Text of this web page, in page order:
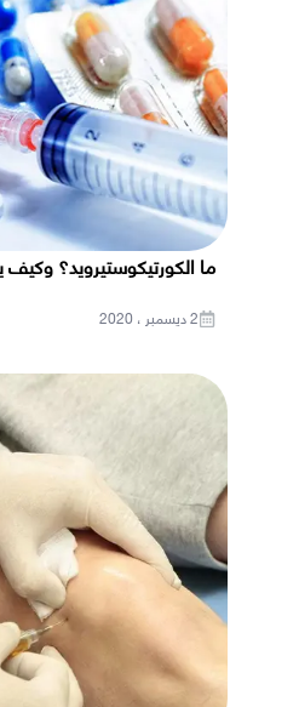
ما الكورتيكوستيرويد؟
2 ديسمبر ، 2020